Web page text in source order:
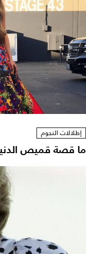
إطلالات النجوم
ما قصة قميص